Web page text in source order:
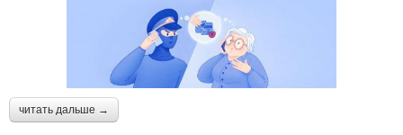
читать дальше →